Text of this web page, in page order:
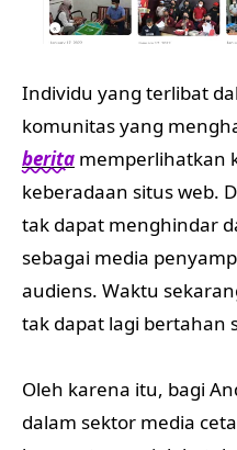
Individu yang terlibat
komunitas yang
berita memperlihatkan
keberadaan situs web.
tak dapat menghindar
sebagai media
audiens. Waktu
tak dapat lagi bertahan
Oleh karena itu, bagi
dalam sektor media